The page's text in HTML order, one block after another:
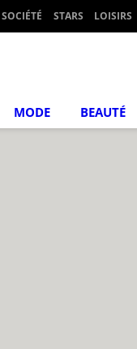
SOCIÉTÉ STARS LOISIRS
MODE BEAUTÉ